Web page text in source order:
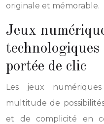
originale et mémorable.
Jeux
technologiques
portée de clic
Les jeux
multitude de
et de complicité en